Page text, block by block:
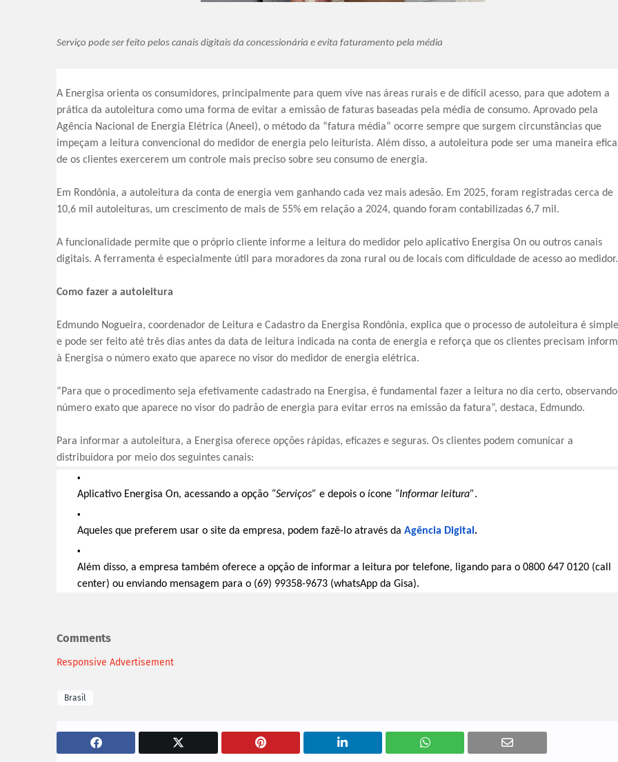
Serviço pode ser feito pelos canais digitais da concessionária e evita faturamento pela média
A Energisa orienta os consumidores, principalmente para quem vive nas áreas rurais e de difícil acesso, para que adotem a
prática da autoleitura como uma forma de evitar a emissão de faturas baseadas pela média de consumo. Aprovado pela
Agência Nacional de Energia Elétrica (Aneel), o método da “fatura média” ocorre sempre que surgem circunstâncias que
impeçam a leitura convencional do medidor de energia pelo leiturista. Além disso, a autoleitura pode ser uma maneira
de os clientes exercerem um controle mais preciso sobre seu consumo de energia.
Em Rondônia, a autoleitura da conta de energia vem ganhando cada vez mais adesão. Em 2025, foram registradas cerca de
10,6 mil autoleituras, um crescimento de mais de 55% em relação a 2024, quando foram contabilizadas 6,7 mil.
A funcionalidade permite que o próprio cliente informe a leitura do medidor pelo aplicativo Energisa On ou outros canais
digitais. A ferramenta é especialmente útil para moradores da zona rural ou de locais com dificuldade de acesso ao medidor.
Como fazer a autoleitura
Edmundo Nogueira, coordenador de Leitura e Cadastro da Energisa Rondônia, explica que o processo de autoleitura é
e pode ser feito até três dias antes da data de leitura indicada na conta de energia e reforça que os clientes precisam
à Energisa o número exato que aparece no visor do medidor de energia elétrica.
“Para que o procedimento seja efetivamente cadastrado na Energisa, é fundamental fazer a leitura no dia certo,
número exato que aparece no visor do padrão de energia para evitar erros na emissão da fatura”, destaca, Edmundo.
Para informar a autoleitura, a Energisa oferece opções rápidas, eficazes e seguras. Os clientes podem comunicar a
distribuidora por meio dos seguintes canais:
Aplicativo Energisa On, acessando a opção “Serviços” e depois o ícone “Informar leitura”.
Aqueles que preferem usar o site da empresa, podem fazê-lo através da Agência Digital .
Além disso, a empresa também oferece a opção de informar a leitura por telefone, ligando para o 0800 647 0120 (call
center) ou enviando mensagem para o (69) 99358-9673 (whatsApp da Gisa).
Comments
Responsive Advertisement
Brasil